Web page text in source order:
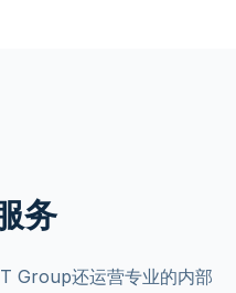
务
Group还运营专业的内部